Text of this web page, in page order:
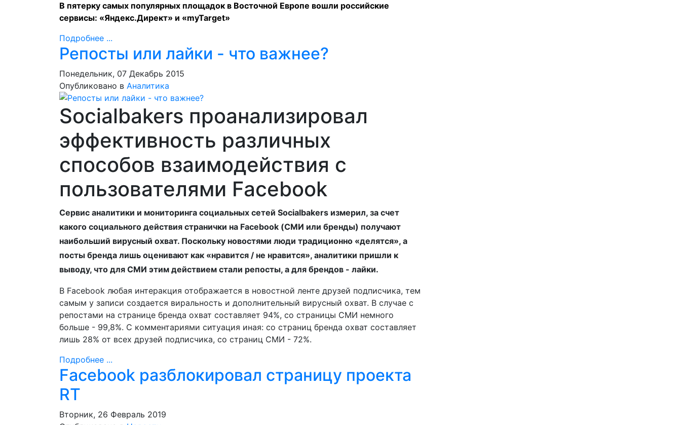
В пятерку самых популярных площадок в Восточной Европе вошли российские
сервисы: «Яндекс.Директ» и «myTarget»
Подробнее ...
Репосты или лайки - что важнее?
Понедельник, 07 Декабрь 2015
Опубликовано в Аналитика
Socialbakers проанализировал
эффективность различных
способов взаимодействия с
пользователями Facebook
Сервис аналитики и мониторинга социальных сетей Socialbakers измерил, за счет
какого социального действия странички на Facebook (СМИ или бренды) получают
наибольший вирусный охват. Поскольку новостями люди традиционно «делятся», а
посты бренда лишь оценивают как «нравится / не нравится», аналитики пришли к
выводу, что для СМИ этим действием стали репосты, а для брендов - лайки.
В Facebook любая интеракция отображается в новостной ленте друзей подписчика, тем
самым у записи создается виральность и дополнительный вирусный охват. В случае с
репостами на странице бренда охват составляет 94%, со страницы СМИ немного
больше - 99,8%. С комментариями ситуация иная: со страниц бренда охват составляет
лишь 28% от всех друзей подписчика, со страниц СМИ - 72%.
Подробнее ...
Facebook разблокировал страницу проекта
RT
Вторник, 26 Февраль 2019